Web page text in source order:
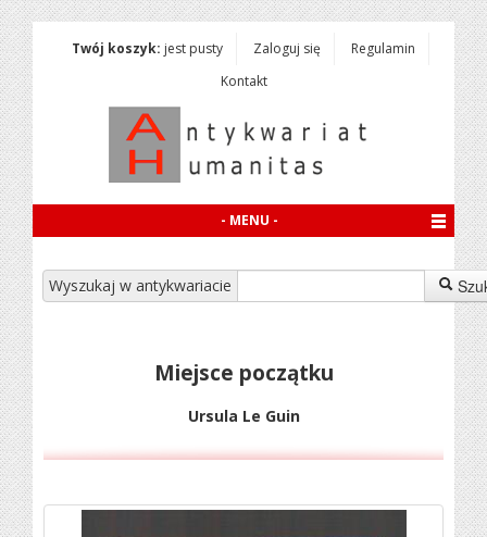
Twój koszyk: jest pusty Zaloguj się
Regulamin
Kontakt
- MENU -
Wyszukaj w antykwariacie
Miejsce początku
Ursula Le Guin